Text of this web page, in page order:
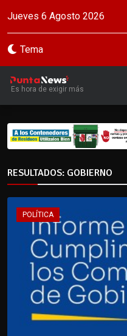
Jueves 6 Agosto 2026
Tema
Es hora de exigir más
RESULTADOS: GOBIERNO
POLÍTICA